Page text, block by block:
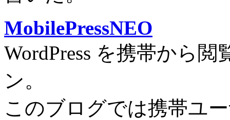
MobilePressNEO
WordPress を携帯から
ン。
このブログでは携帯ユ